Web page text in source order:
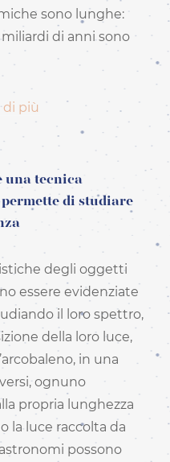
sono lunghe:
di anni sono
di più
una tecnica
di studiare
degli oggetti
essere evidenziate
il loro spettro,
della loro luce,
in una
ognuno
propria lunghezza
la luce raccolta da
possono